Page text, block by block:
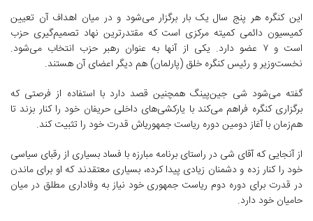
این کنگره هر پنج سال یک بار برگزار می‌شود و در میان اهداف آن تعیین
کمیسیون دائمی کمیته مرکزی است که مقتدرترین نهاد تصمیم‌گیری حزب
است و ۷ عضو دارد. یکی از آنها به عنوان رهبر حزب انتخاب می‌شود.
نخست‌وزیر و رئیس کنگره خلق (پارلمان) هم دیگر اعضای آن هستند.
گفته می‌شود شی جین‌پینگ همچنین قصد دارد با استفاده از فرصتی که
برگزاری کنگره فراهم می‌کند با یارکشی‌های داخلی حریفان خود را کنار بزند تا
هم‌زمان با آغاز دومین دوره ریاست جمهوری‎اش قدرت خود را تثبیت کند.
از آنجایی که آقای شی در راستای برنامه مبارزه با فساد بسیاری از رقبای سیاسی
خود را کنار زده و دشمنان زیادی پیدا کرده، بسیاری معتقدند که او برای ماندن
در قدرت برای دوره دوم ریاست جمهوری خود نیاز به وفاداری مطلق در میان
حامیان خود دارد.